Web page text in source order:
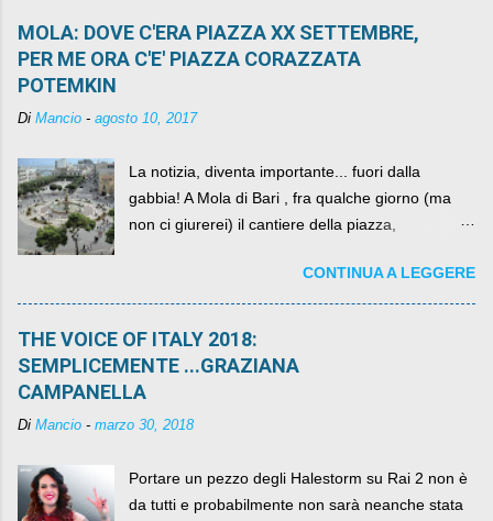
MOLA: DOVE C'ERA PIAZZA XX SETTEMBRE,
PER ME ORA C'E' PIAZZA CORAZZATA
POTEMKIN
Di Mancio - agosto 10, 2017
La notizia, diventa importante... fuori dalla
gabbia! A Mola di Bari , fra qualche giorno (ma
non ci giurerei) il cantiere della piazza,
per un numero esorbitante di mesi, non ci sarà
più. C'era una volta Piazza XX Settembre ,
CONTINUA A LEGGERE
THE VOICE OF ITALY 2018:
SEMPLICEMENTE ...GRAZIANA
CAMPANELLA
Di Mancio - marzo 30, 2018
Portare un pezzo degli Halestorm su Rai 2 non è
da tutti e probabilmente non sarà neanche stata